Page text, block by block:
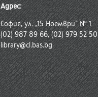
Адрес:
София, ул. „15 Ноември“ № 1
(02) 987 89 66, (02) 979 52 50
library@cl.bas.bg